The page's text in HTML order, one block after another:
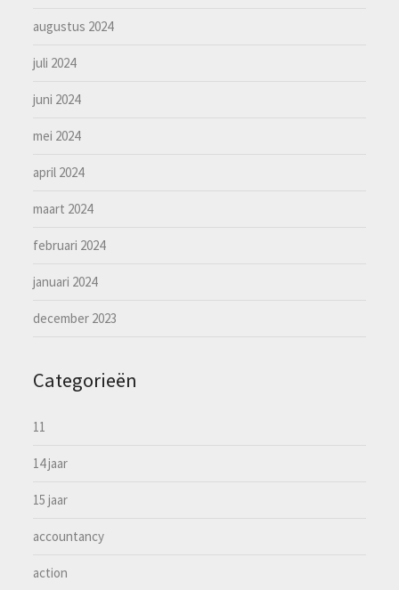
augustus 2024
juli 2024
juni 2024
mei 2024
april 2024
maart 2024
februari 2024
januari 2024
december 2023
Categorieën
11
14 jaar
15 jaar
accountancy
action